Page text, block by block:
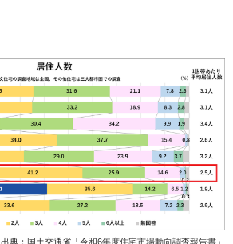
出典：国土交通省「令和6年度住宅市場動向調査報告書 」